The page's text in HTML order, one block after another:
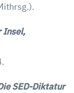
Insel,
SED-Diktatur